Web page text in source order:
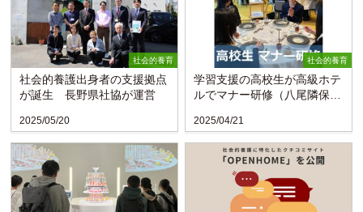
社会的養育
社会的養護出身者の支援拠点
が誕生 長野県社協が運営
2025/05/20
社会的養育
学習支援の高校生が高級ホテ
ルでマナー研修（八尾隣保
2025/04/21